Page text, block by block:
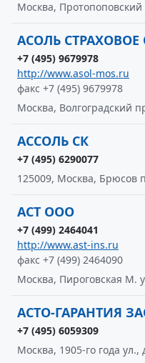
Москва, Протопоповский
АСОЛЬ
+7 (495) 9679978
http://www.asol-mos.ru
факс +7 (495) 9679978
Москва, Волгоградский
АССОЛЬ СК
+7 (495) 6290077
125009, Москва, Брюсов
АСТ ООО
+7 (499) 2464041
http://www.ast-ins.ru
факс +7 (499) 2464090
Москва, Пироговская М.
АСТО-ГАРАНТИЯ
+7 (495) 6059309
Москва, 1905-го года ул.,